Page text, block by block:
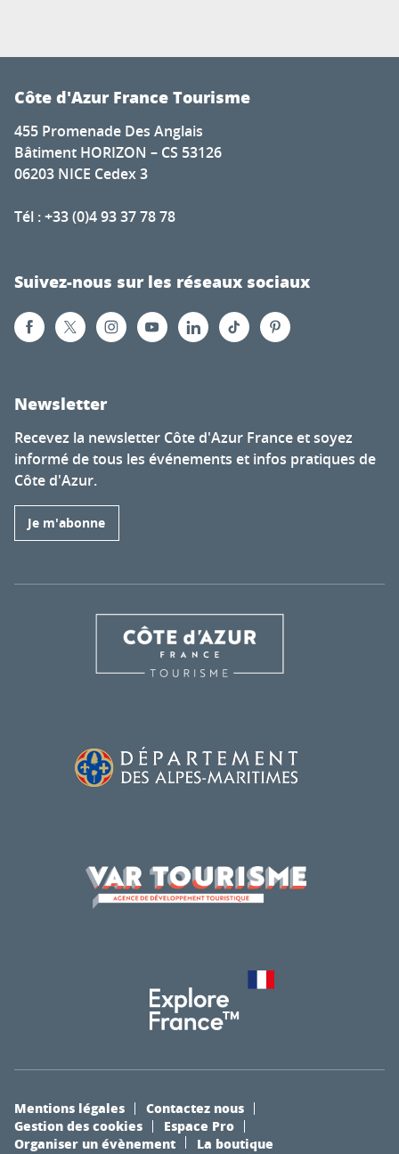
Côte d'Azur France Tourisme
455 Promenade Des Anglais
Bâtiment HORIZON – CS 53126
06203 NICE Cedex 3
Tél : +33 (0)4 93 37 78 78
Suivez-nous sur les réseaux sociaux
Newsletter
Recevez la newsletter Côte d'Azur France et soyez
informé de tous les événements et infos pratiques de
Côte d'Azur.
Je m'abonne
Mentions légales
Contactez nous
Gestion des cookies
Espace Pro
Organiser un évènement
La boutique